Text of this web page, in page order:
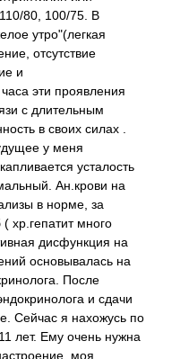
80, 100/75. В
утро"(легкая
отсутствие
и
эти проявления
с длительным
в своих силах .
у меня
усталость
Ан.крови на
в норме, за
хр.гепатит много
дисфункция на
основывалась на
После
и сдачи
Сейчас я нахожусь по
лет. Ему очень нужна
моя